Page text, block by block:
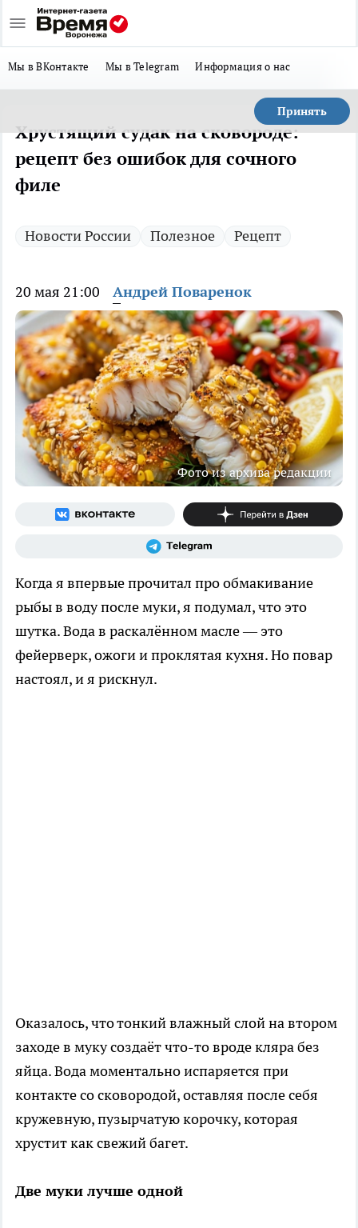
Мы в ВКонтакте Мы в Telegram Информация о нас
Принять
Хрустящий судак на сковороде:
рецепт без ошибок для сочного
филе
Новости России Полезное Рецепт
20 мая 21:00 Андрей Поваренок
Фото из архива редакции
Когда я впервые прочитал про обмакивание
рыбы в воду после муки, я подумал, что это
шутка. Вода в раскалённом масле — это
фейерверк, ожоги и проклятая кухня. Но повар
настоял, и я рискнул.
Оказалось, что тонкий влажный слой на втором
заходе в муку создаёт что-то вроде кляра без
яйца. Вода моментально испаряется при
контакте со сковородой, оставляя после себя
кружевную, пузырчатую корочку, которая
хрустит как свежий багет.
Две муки лучше одной